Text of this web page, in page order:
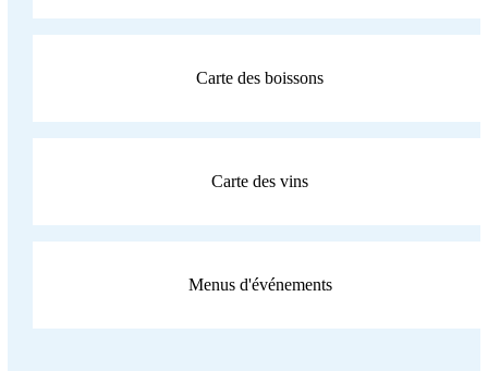
Carte des boissons
Carte des vins
Menus d'événements